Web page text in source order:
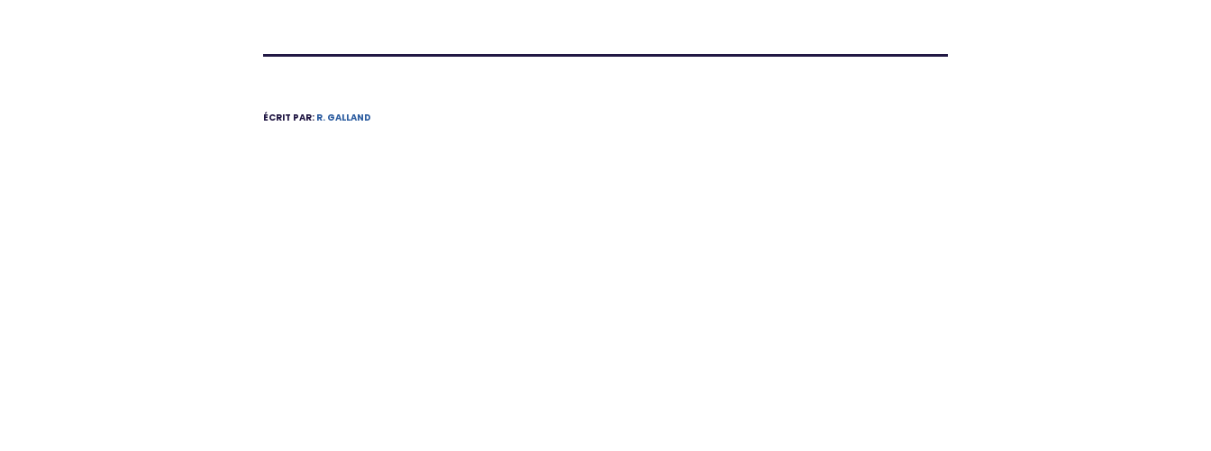
ÉCRIT PAR: R. GALLAND